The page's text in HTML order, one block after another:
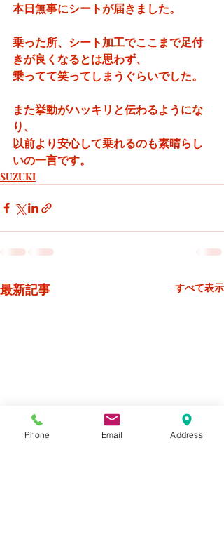
本日無事にシートが届きました。
乗った所、シート加工でここまで足付
きが良くなるとは思わず、
乗ってて笑ってしまうぐらいでした。
また挙動がハッキリと伝わるようにな
り、
以前より安心して乗れるのも素晴らし
いの一言です。
SUZUKI
最新記事 すべて表示
Phone Email Address